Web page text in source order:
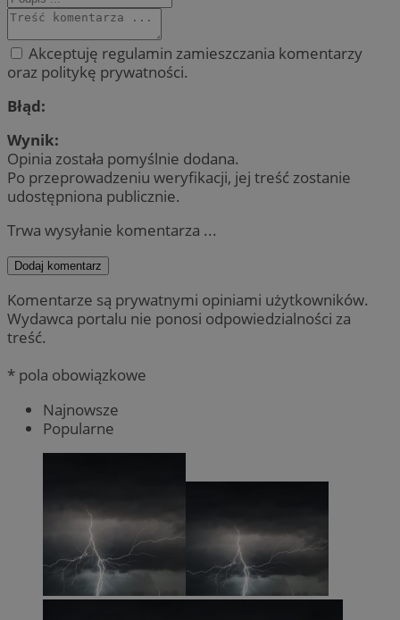
Akceptuję regulamin zamieszczania komentarzy
oraz politykę prywatności.
Błąd:
Wynik:
Opinia została pomyślnie dodana.
Po przeprowadzeniu weryfikacji, jej treść zostanie
udostępniona publicznie.
Trwa wysyłanie komentarza ...
Dodaj komentarz
Komentarze są prywatnymi opiniami użytkowników.
Wydawca portalu nie ponosi odpowiedzialności za
treść.
* pola obowiązkowe
Najnowsze
Popularne